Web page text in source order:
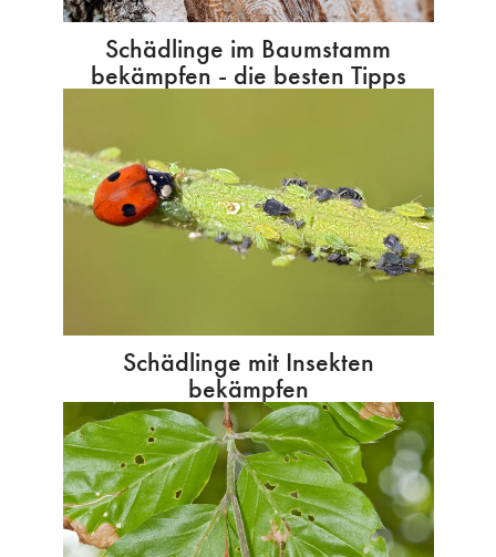
Schädlinge im Baumstamm
bekämpfen - die besten Tipps
Schädlinge mit Insekten
bekämpfen